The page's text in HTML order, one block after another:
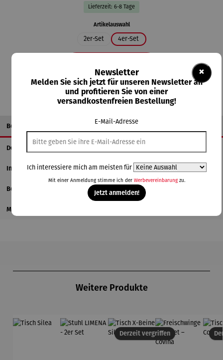
Lieferzeit: 6-8 Tage
Artikelauswahlauswählen
2er-Set 4er-Set
Beschreibung
Details
Informationen zum Hersteller
Bewertungen
Magazinbeitrag
Weitere Produkte
Derzeit vergriffen
×
Newsletter
Melden Sie sich jetzt für unseren Newsletter an
und profitieren Sie von einer
versandkostenfreien Bestellung!
E-Mail-Adresse
Ich interessiere mich am meisten für
Mit einer Anmeldung stimme ich der Werbevereinbarungzu.
Jetzt anmelden!